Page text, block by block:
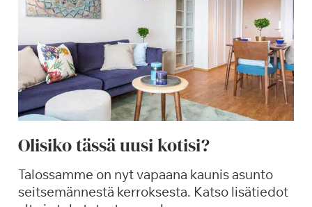
n
a
v
a
u
g
a
Olisiko tässä uusi kotisi?
Talossamme on nyt vapaana kaunis asunto
seitsemännestä kerroksesta. Katso lisätiedot